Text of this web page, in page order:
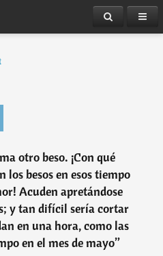
otro beso. ¡Con qué
besos en esos tiempo
Acuden apretándose
y tan difícil sería cortar
en una hora, como las
en el mes de mayo”